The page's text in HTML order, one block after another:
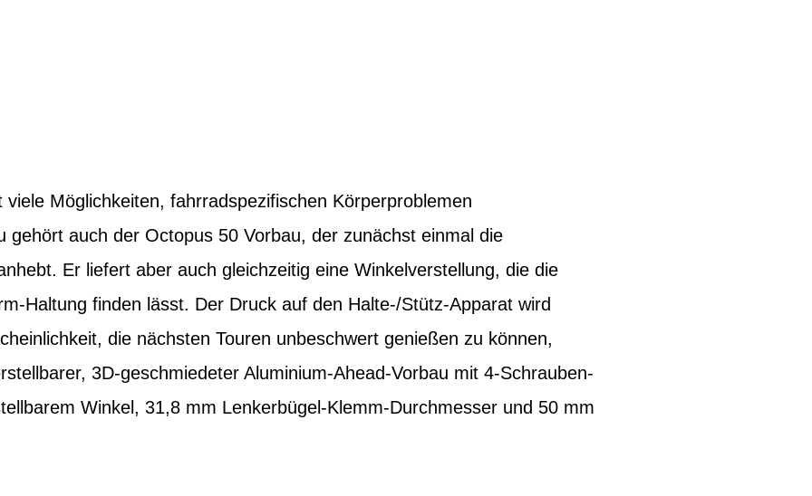
Möglichkeiten, fahrradspezifischen Körperproblemen
gehört auch der Octopus 50 Vorbau, der zunächst einmal die
Er liefert aber auch gleichzeitig eine Winkelverstellung, die die
Haltung finden lässt. Der Druck auf den Halte-/Stütz-Apparat wird
die nächsten Touren unbeschwert genießen zu können,
3D-geschmiedeter Aluminium-Ahead-Vorbau mit 4-Schrauben-
Winkel, 31,8 mm Lenkerbügel-Klemm-Durchmesser und 50 mm